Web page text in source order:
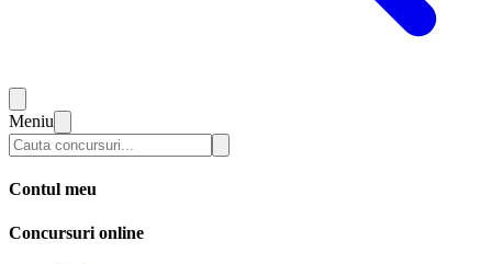
Meniu
Contul meu
Concursuri online